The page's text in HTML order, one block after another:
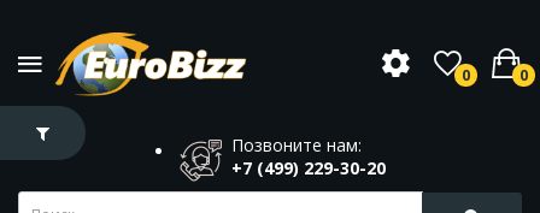
0 0
Позвоните нам:
+7 (499) 229-30-20